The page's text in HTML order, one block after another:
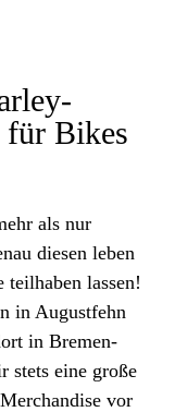
für Bikes
als nur
diesen leben
lassen!
in Augustfehn
in Bremen-
stets eine große
vor